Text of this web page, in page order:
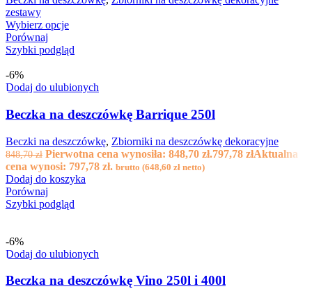
zestawy
Wybierz opcje
Porównaj
Szybki podgląd
-6%
Dodaj do ulubionych
Beczka na deszczówkę Barrique 250l
Beczki na deszczówkę, Zbiorniki na deszczówkę dekoracyjne
848,70zł Pierwotna cena wynosiła: 848,70 zł.797,78 złAktualna
cena wynosi: 797,78 zł. brutto (648,60 zł netto)
Dodaj do koszyka
Porównaj
Szybki podgląd
-6%
Dodaj do ulubionych
Beczka na deszczówkę Vino 250l i 400l